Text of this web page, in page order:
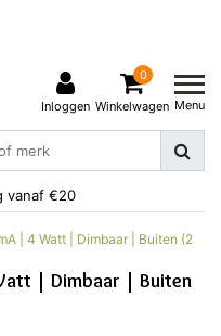
Inloggen
0
Winkelwagen Menu
vanaf €20
| 4 Watt | Dimbaar | Buiten (2
| Dimbaar | Buiten